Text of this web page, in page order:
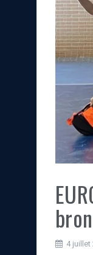
4 juillet